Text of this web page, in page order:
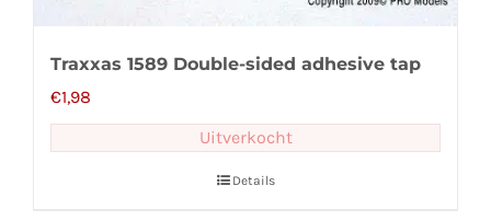
Traxxas 1589 Double-sided adhesive tap
€1,98
Uitverkocht
Details